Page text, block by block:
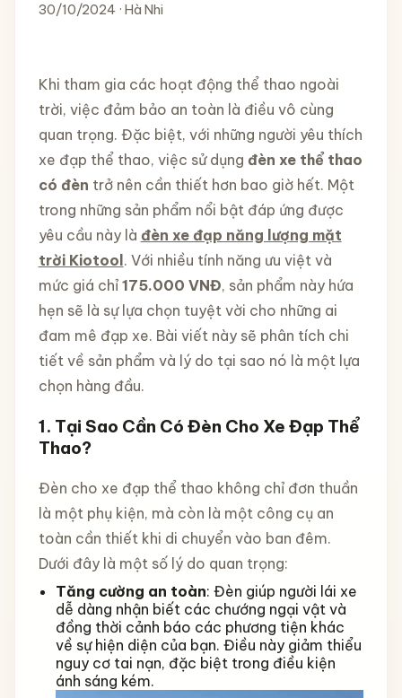
30/10/2024 · Hà Nhi
Khi tham gia các hoạt động thể thao ngoài
trời, việc đảm bảo an toàn là điều vô cùng
quan trọng. Đặc biệt, với những người yêu thích
xe đạp thể thao, việc sử dụng đèn xe thể thao
có đèn trở nên cần thiết hơn bao giờ hết. Một
trong những sản phẩm nổi bật đáp ứng được
yêu cầu này là đèn xe đạp năng lượng mặt
trời Kiotool . Với nhiều tính năng ưu việt và
mức giá chỉ 175.000 VNĐ, sản phẩm này hứa
hẹn sẽ là sự lựa chọn tuyệt vời cho những ai
đam mê đạp xe. Bài viết này sẽ phân tích chi
tiết về sản phẩm và lý do tại sao nó là một lựa
chọn hàng đầu.
1. Tại Sao Cần Có Đèn Cho Xe Đạp Thể
Thao?
Đèn cho xe đạp thể thao không chỉ đơn thuần
là một phụ kiện, mà còn là một công cụ an
toàn cần thiết khi di chuyển vào ban đêm.
Dưới đây là một số lý do quan trọng:
Tăng cường an toàn: Đèn giúp người lái xe
dễ dàng nhận biết các chướng ngại vật và
đồng thời cảnh báo các phương tiện khác
về sự hiện diện của bạn. Điều này giảm thiểu
nguy cơ tai nạn, đặc biệt trong điều kiện
ánh sáng kém.